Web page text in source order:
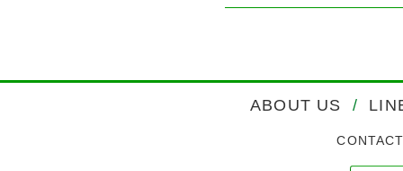
ABOUT US /